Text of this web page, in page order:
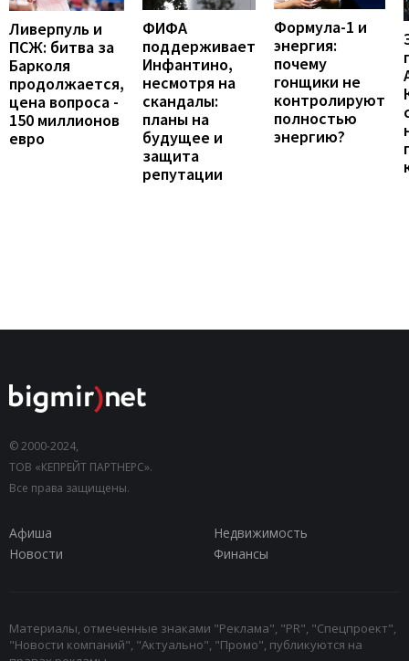
Ливерпуль и
ПСЖ: битва за
Барколя
продолжается,
цена вопроса -
150 миллионов
евро
ФИФА
поддерживает
Инфантино,
несмотря на
скандалы:
планы на
будущее и
защита
репутации
Формула-1 и
энергия:
почему
гонщики не
контролируют
полностью
энергию?
© 2000-2024,
ТОВ «КЕПРЕЙТ ПАРТНЕРС».
Все права защищены.
Афиша
Недвижимость
Новости
Финансы
Материалы, отмеченные знаками "Реклама", "PR", "Спецпроект",
"Новости компаний", "Актуально", "Промо", публикуются на